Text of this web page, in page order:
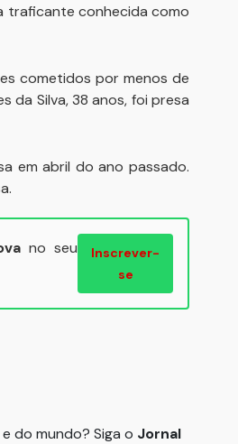
traficante conhecida como
cometidos por menos de
da Silva, 38 anos, foi presa
em abril do ano passado.
no seu
Inscrever-
se
do mundo? Siga o Jornal